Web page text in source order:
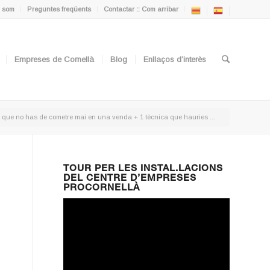
som Preguntes freqüents Contactar :: Com arribar
Empreses de Cornellà Blog Enllaços d’interès
que no has de cometre mai en una venda + 1 tècnica que hauries ...
TOUR PER LES INSTAL.LACIONS
DEL CENTRE D’EMPRESES
PROCORNELLÀ